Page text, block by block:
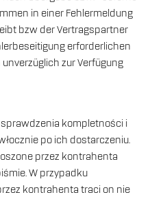
in einer Fehlermeldung
bzw der Vertragspartner
erforderlichen
zur Verfügung
kompletności i
po ich dostarczeniu.
przez kontrahenta
W przypadku
kontrahenta traci on nie